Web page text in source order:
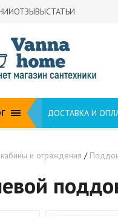
ОТЗЫВЫСТАТЬИ
ДОСТАВКА И
и ограждения /